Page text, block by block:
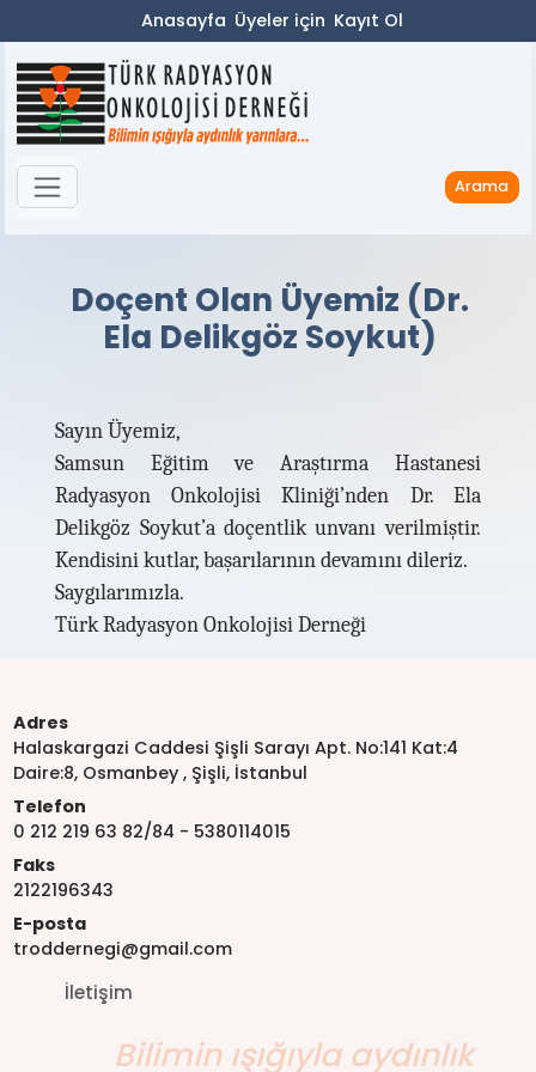
Anasayfa Üyeler için Kayıt Ol
Arama
Doçent Olan Üyemiz (Dr.
Ela Delikgöz Soykut)
Sayın Üyemiz,
Samsun Eğitim ve Araştırma Hastanesi
Radyasyon Onkolojisi Kliniği’nden Dr. Ela
Delikgöz Soykut’a doçentlik unvanı verilmiştir.
Kendisini kutlar, başarılarının devamını dileriz.
Saygılarımızla.
Türk Radyasyon Onkolojisi Derneği
Adres
Halaskargazi Caddesi Şişli Sarayı Apt. No:141 Kat:4
Daire:8, Osmanbey , Şişli, İstanbul
Telefon
0 212 219 63 82/84 - 5380114015
Faks
2122196343
E-posta
troddernegi@gmail.com
İletişim
Bilimin ışığıyla aydınlık